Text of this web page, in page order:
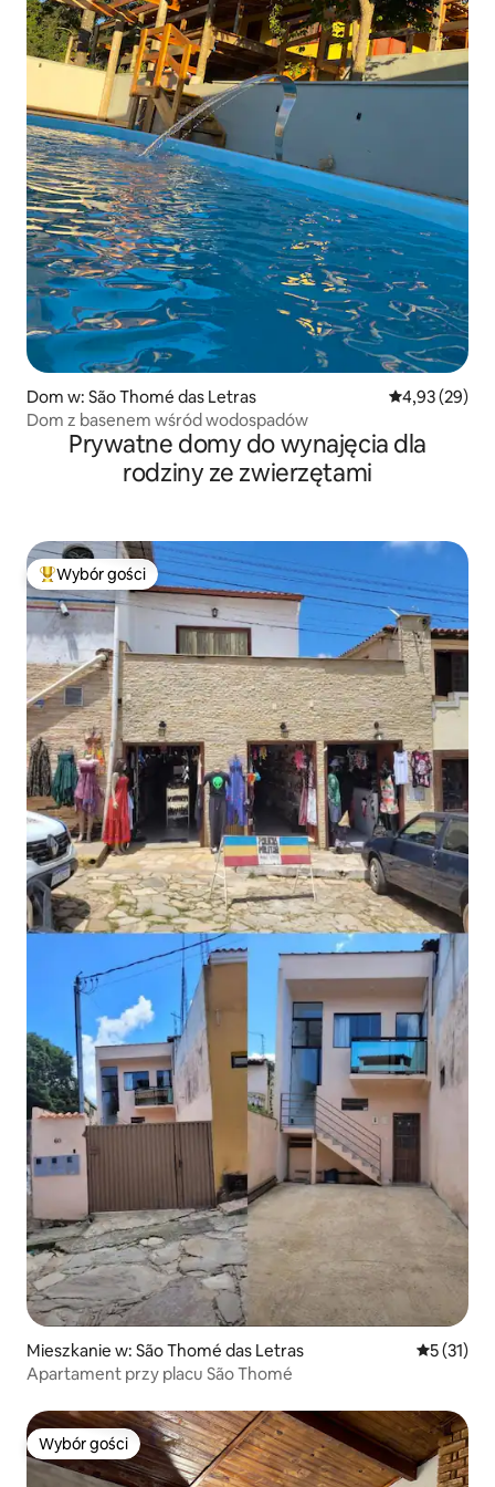
Dom w: São Thomé das Letras Średnia
4,93 (29)
Dom z basenem wśród wodospadów
Prywatne domy do wynajęcia dla
rodziny ze zwierzętami
Najpopularniejsze z kategorii Wybór gości
Wybór gości
Mieszkanie w: São Thomé das Letras Średnia
5 (31)
Apartament przy placu São Thomé
Wybór gości
Wybór gości